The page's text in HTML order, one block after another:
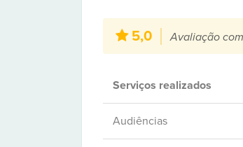
5,0 Avaliação
Serviços realizados
Audiências